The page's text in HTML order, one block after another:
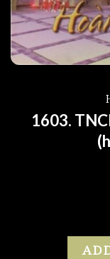
1603.